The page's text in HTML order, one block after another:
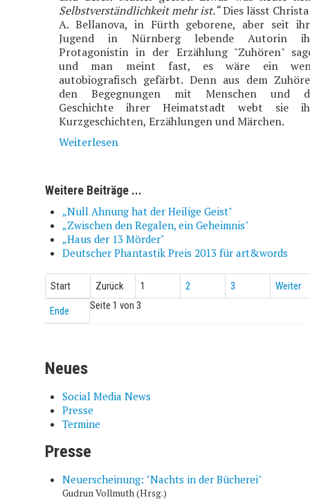
Selbstverständlichkeit mehr ist.“Dies lässt
A. Bellanova, in Fürth geborene, aber seit
Jugend in Nürnberg lebende Autorin
Protagonistin in der Erzählung "Zuhören"
und man meint fast, es wäre ein
autobiografisch gefärbt. Denn aus dem
den Begegnungen mit Menschen und
Geschichte ihrer Heimatstadt webt sie
Kurzgeschichten, Erzählungen und Märchen.
Weiterlesen
Weitere Beiträge ...
„Null Ahnung hat der Heilige Geist"
„Zwischen den Regalen, ein Geheimnis"
„Haus der 13 Mörder"
Deutscher Phantastik Preis 2013 für art&words
Start Zurück 1 2 3
Weiter
Ende
Seite 1 von 3
Neues
Social Media News
Presse
Termine
Presse
Neuerscheinung: "Nachts in der Bücherei"
Gudrun Vollmuth (Hrsg.)